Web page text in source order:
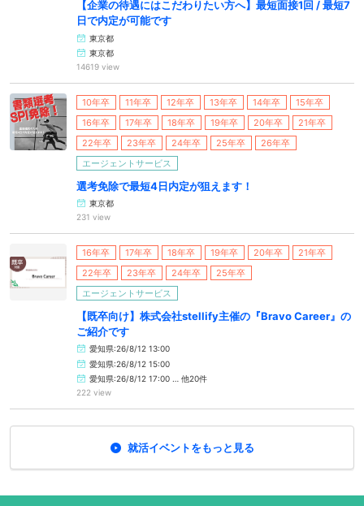
【企業の待遇にはこだわりたい方へ】最短面接1回 / 最短7
日で内定が可能です
東京都
東京都
14619 view
10年卒 11年卒 12年卒 13年卒 14年卒
15年卒
16年卒
17年卒 18年卒 19年卒 20年卒
21年卒
22年卒
23年卒 24年卒 25年卒
26年卒
エージェントサービス
選考免除で最短4日内定が狙えます！
東京都
231 view
16年卒 17年卒 18年卒 19年卒 20年卒
21年卒
22年卒
23年卒 24年卒
25年卒
エージェントサービス
【既卒向け】株式会社stellify主催の『Bravo Career』の
ご紹介です
愛知県:26/8/12 13:00
愛知県:26/8/12 15:00
愛知県:26/8/12 17:00 … 他20件
222 view
就活イベントをもっと見る